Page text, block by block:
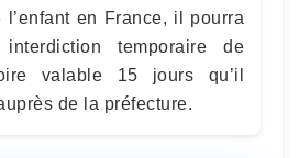
l’enfant en France, il pourra
temporaire de
valable 15 jours qu’il
de la préfecture.